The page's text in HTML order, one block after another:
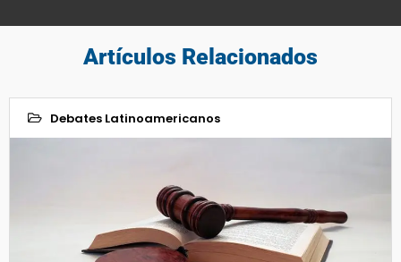
Artículos Relacionados
Debates Latinoamericanos